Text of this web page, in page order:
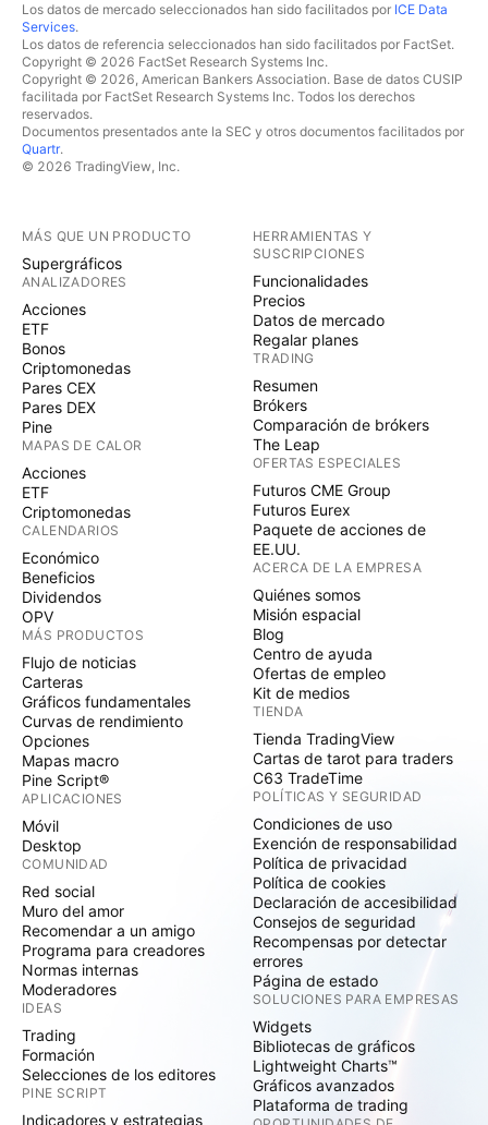
Los datos de mercado seleccionados han sido facilitados por ICE Data
Services.
Los datos de referencia seleccionados han sido facilitados por FactSet.
Copyright © 2026 FactSet Research Systems Inc.
Copyright © 2026, American Bankers Association. Base de datos CUSIP
facilitada por FactSet Research Systems Inc. Todos los derechos
reservados.
Documentos presentados ante la SEC y otros documentos facilitados por
Quartr.
© 2026 TradingView, Inc.
MÁS QUE UN PRODUCTO
Supergráficos
ANALIZADORES
Acciones
ETF
Bonos
Criptomonedas
Pares CEX
Pares DEX
Pine
MAPAS DE CALOR
Acciones
ETF
Criptomonedas
CALENDARIOS
Económico
Beneficios
Dividendos
OPV
MÁS PRODUCTOS
Flujo de noticias
Carteras
Gráficos fundamentales
Curvas de rendimiento
Opciones
Mapas macro
Pine Script®
APLICACIONES
Móvil
Desktop
COMUNIDAD
Red social
Muro del amor
Recomendar a un amigo
Programa para creadores
Normas internas
Moderadores
IDEAS
Trading
Formación
Selecciones de los editores
PINE SCRIPT
Indicadores y estrategias
HERRAMIENTAS Y
SUSCRIPCIONES
Funcionalidades
Precios
Datos de mercado
Regalar planes
TRADING
Resumen
Brókers
Comparación de brókers
The Leap
OFERTAS ESPECIALES
Futuros CME Group
Futuros Eurex
Paquete de acciones de
EE.UU.
ACERCA DE LA EMPRESA
Quiénes somos
Misión espacial
Blog
Centro de ayuda
Ofertas de empleo
Kit de medios
TIENDA
Tienda TradingView
Cartas de tarot para traders
C63 TradeTime
POLÍTICAS Y SEGURIDAD
Condiciones de uso
Exención de responsabilidad
Política de privacidad
Política de cookies
Declaración de accesibilidad
Consejos de seguridad
Recompensas por detectar
errores
Página de estado
SOLUCIONES PARA EMPRESAS
Widgets
Bibliotecas de gráficos
Lightweight Charts™
Gráficos avanzados
Plataforma de trading